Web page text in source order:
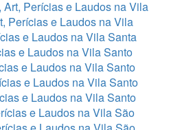
Art, Perícias e Laudos na Vila
Perícias e Laudos na Vila
e Laudos na Vila Santa
e Laudos na Vila Santo
e Laudos na Vila Santo
e Laudos na Vila Santo
e Laudos na Vila Santo
e Laudos na Vila São